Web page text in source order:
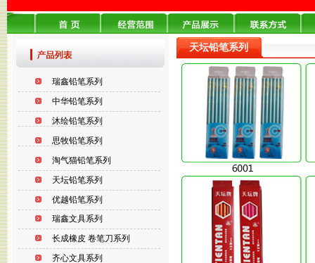
瑞鑫铅笔系列
中华铅笔系列
沐绘铅笔系列
思牧铅笔系列
淘气猫铅笔系列
天坛铅笔系列
优越铅笔系列
瑞鑫文具系列
长成橡皮 卷笔刀系列
齐心文具系列
天坛铅笔系列